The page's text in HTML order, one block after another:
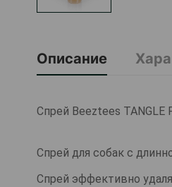
Описание
Спрей Beeztees TANGLE
Спрей для собак с
Спрей эффективно